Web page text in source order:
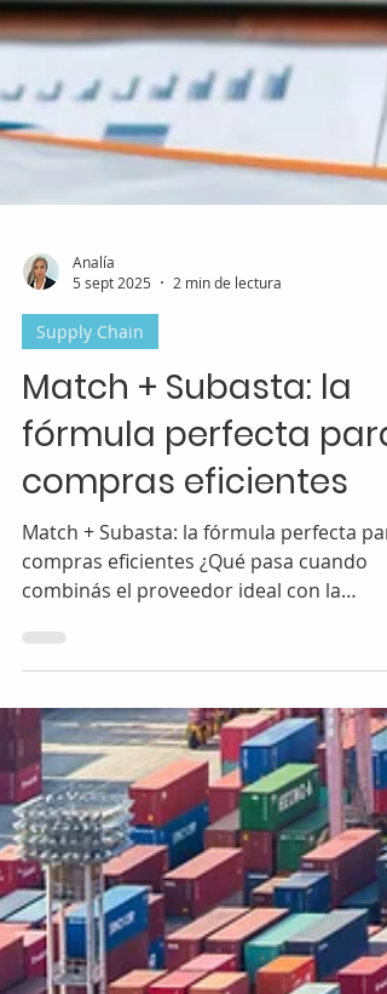
Analía
Match + Subasta: la
fórmula perfecta para
compras eficientes
Match + Subasta: la fórmula perfecta
compras eficientes ¿Qué pasa cuando
combinás el proveedor ideal con la
competencia ideal? Hacer compras
estratégicas en 2025 ya no se trata de